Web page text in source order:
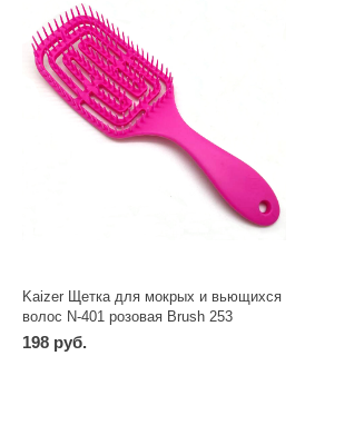
Kaizer Щетка для мокрых и вьющихся
волос N-401 розовая Brush 253
198 руб.